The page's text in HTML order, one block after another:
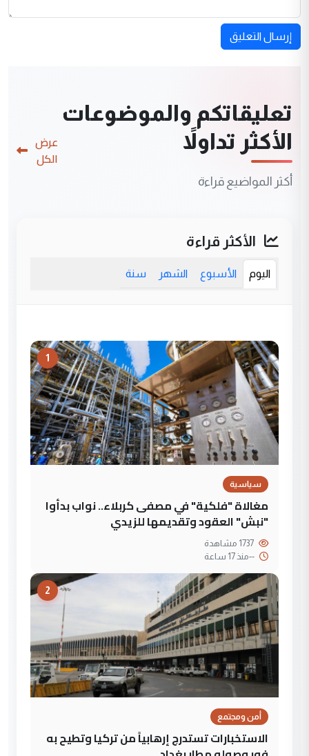
إرسال التعليق
تعليقاتكم والموضوعات
الأكثر تداولاً
أكثر المواضيع قراءة
عرض
الكل
الأكثر قراءة
اليوم الأسبوع الشهر سنة
1
سياسية
مغالاة "فلكية" في مصفى كربلاء.. نواب بدأوا
"نبش" العقود وتقديمها للزيدي
--منذ 17 ساعة
2
أمن ومجتمع
الاستخبارات تستدرج إرهابياً من تركيا وتطيح به